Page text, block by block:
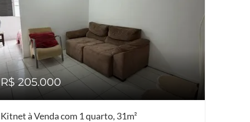
R$ 205.000
Kitnet à Venda com 1 quarto, 31m²